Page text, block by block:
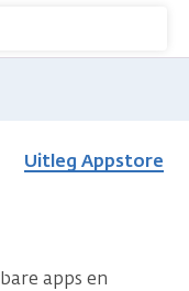
Uitleg Appstore
apps en
een eigen app en